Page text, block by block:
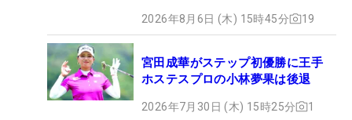
2026年8月6日 (木) 15時45分 19
宮田成華がステップ初優勝に王手
ホステスプロの小林夢果は後退
2026年7月30日 (木) 15時25分 1